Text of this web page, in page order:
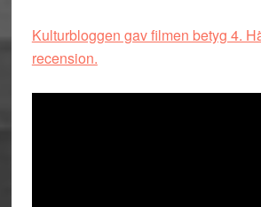
Kulturbloggen gav filmen betyg 4.
recension.